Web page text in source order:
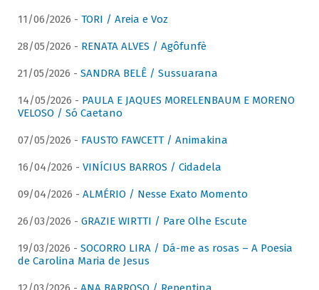
11/06/2026 - TORI / Areia e Voz
28/05/2026 - RENATA ALVES / Agôfunfè
21/05/2026 - SANDRA BELÊ / Sussuarana
14/05/2026 - PAULA E JAQUES MORELENBAUM E MORENO
VELOSO / Só Caetano
07/05/2026 - FAUSTO FAWCETT / Animakina
16/04/2026 - VINÍCIUS BARROS / Cidadela
09/04/2026 - ALMÉRIO / Nesse Exato Momento
26/03/2026 - GRAZIE WIRTTI / Pare Olhe Escute
19/03/2026 - SOCORRO LIRA / Dá-me as rosas – A Poesia
de Carolina Maria de Jesus